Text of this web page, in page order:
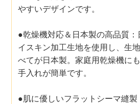
やすいデザインです。
●乾燥機対応＆日本製の高品質
イスキン加工生地を使用し、生
べてが日本製。家庭用乾燥機に
手入れが簡単です。
●肌に優しいフラットシーマ縫製